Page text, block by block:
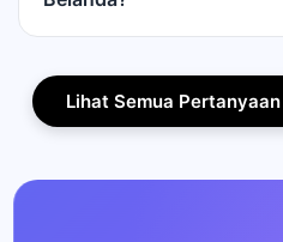
Lihat Semua